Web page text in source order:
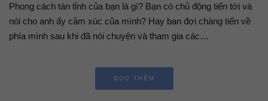
Phong cách tán tỉnh của bạn là gì? Bạn có chủ động tiến tới và
nói cho anh ấy cảm xúc của mình? Hay bạn đợi chàng tiến về
phía mình sau khi đã nói chuyện và tham gia các…
ĐỌC THÊM